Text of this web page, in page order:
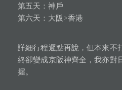
第五天：神戶
第六天：大阪>香港
詳細行程遲點再說，但本來不
終卻變成京阪神齊全，我亦對
握。